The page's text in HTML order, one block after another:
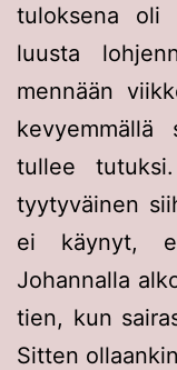
tuloksena oli
luusta
mennään
kevyemmällä
tullee
tyytyväinen
ei käynyt,
Johannalla
tien, kun
Sitten